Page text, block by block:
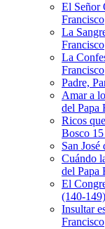
El Señor
Francisco
La
Francisco
La
Francisco
Padre,
Amar a
del Papa
Ricos
Bosco
San
Cuándo
del Papa
El
(140-149)
Insultar
Francisco